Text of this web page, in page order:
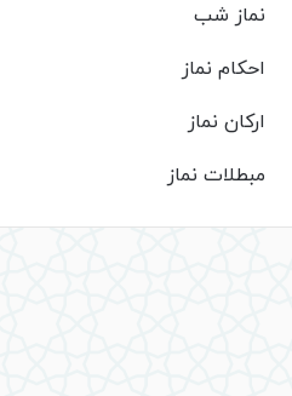
نماز شب
احکام نماز
ارکان نماز
مبطلات نماز